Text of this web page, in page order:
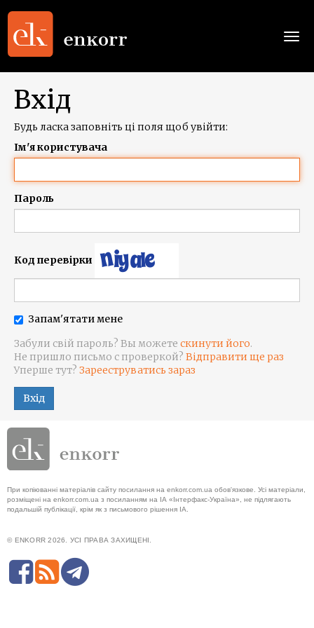
Вхід
Будь ласка заповніть ці поля щоб увійти:
Ім'я користувача
Пароль
Код перевірки
Запам'ятати мене
Забули свій пароль? Вы можете скинути його.
Не пришло письмо с проверкой? Відправити ще раз
Уперше тут? Зарееструватись зараз
Вхід
При копіюванні матеріалів сайту посилання на enkorr.com.ua обов'язкове. Усі матеріали,
розміщені на enkorr.com.ua з посиланням на ІА «Інтерфакс-Україна», не підлягають
подальшій публікації, крім як з письмового рішення ІА.
© ENKORR 2026. УСІ ПРАВА ЗАХИЩЕНІ.